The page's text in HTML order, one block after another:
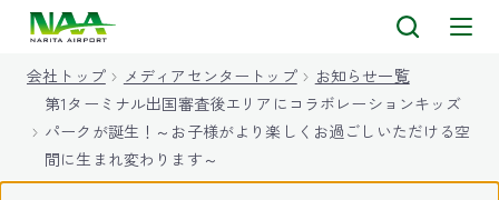
会社トップ メディアセンタートップ
お知らせ一覧
第1ターミナル出国審査後エリアにコラボレーションキッズ
パークが誕生！～お子様がより楽しくお過ごしいただける空
間に生まれ変わります～